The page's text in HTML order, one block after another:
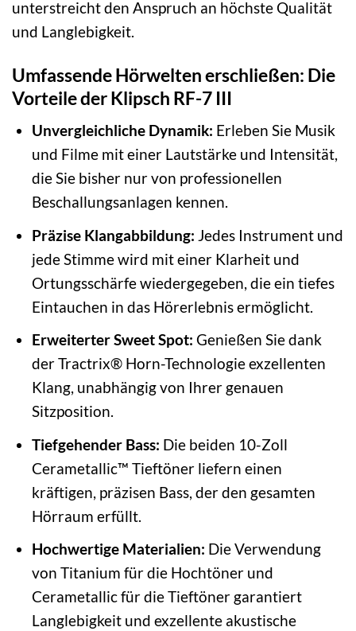
unterstreicht den Anspruch an höchste Qualität
und Langlebigkeit.
Umfassende Hörwelten erschließen: Die
Vorteile der Klipsch RF-7 III
Unvergleichliche Dynamik: Erleben Sie Musik
und Filme mit einer Lautstärke und Intensität,
die Sie bisher nur von professionellen
Beschallungsanlagen kennen.
Präzise Klangabbildung: Jedes Instrument und
jede Stimme wird mit einer Klarheit und
Ortungsschärfe wiedergegeben, die ein tiefes
Eintauchen in das Hörerlebnis ermöglicht.
Erweiterter Sweet Spot: Genießen Sie dank
der Tractrix® Horn-Technologie exzellenten
Klang, unabhängig von Ihrer genauen
Sitzposition.
Tiefgehender Bass: Die beiden 10-Zoll
Cerametallic™ Tieftöner liefern einen
kräftigen, präzisen Bass, der den gesamten
Hörraum erfüllt.
Hochwertige Materialien: Die Verwendung
von Titanium für die Hochtöner und
Cerametallic für die Tieftöner garantiert
Langlebigkeit und exzellente akustische